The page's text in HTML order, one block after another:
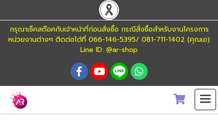
กรุณาเช็คสต๊อคกับเจ้าหน้าที่ก่อนสั่งซื้อ กรณีสั่งซื้อสำหรับงานโครงการ
หน่วยงานต่างๆ ติดต่อได้ที่ 066-146-5395/ 081-711-1402 (คุณเอ)
Line ID: @ar-shop